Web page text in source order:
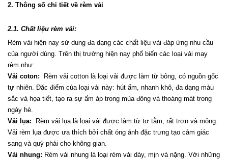
2. Thông số chi tiết về rèm vải
2.1. Chất liệu rèm vải:
Rèm vải hiện nay sử dung đa dạng các chất liệu vải đáp ứng nhu cầu
của người dùng. Trên thị trường hiện nay phổ biến các loại vải may
rèm như:
Vải coton: Rèm vải cotton là loại vải được làm từ bông, có nguồn gốc
tự nhiên. Đăc điểm của loại vải này: hút ẩm, nhanh khô, đa dạng màu
sắc và họa tiết, tạo ra sự ấm áp trong mùa đông và thoáng mát trong
ngày hè.
Vải lụa: Rèm vải lụa là loại vải được làm từ tơ tằm, rất trơn và mỏng.
Vải rèm lụa được ưa thích bởi chất óng ánh đặc trưng tạo cảm giác
sang và quý phái cho không gian.
Vải nhung: Rèm vải nhung là loại rèm vải dày, mịn và nặng. Với những